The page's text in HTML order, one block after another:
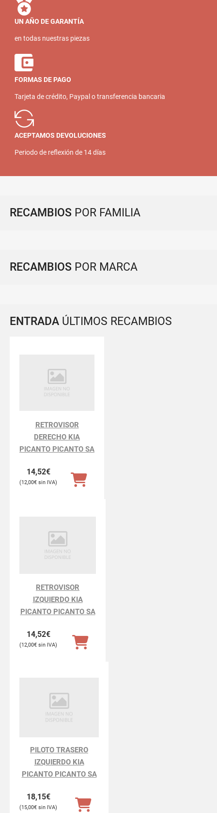
UN AÑO DE GARANTÍA
en todas nuestras piezas
FORMAS DE PAGO
Tarjeta de crédito, Paypal o transferencia bancaria
ACEPTAMOS DEVOLUCIONES
Periodo de reflexión de 14 días
RECAMBIOS POR FAMILIA
RECAMBIOS POR MARCA
ENTRADA ÚLTIMOS RECAMBIOS
RETROVISOR
DERECHO KIA
PICANTO PICANTO SA
14,52€
12,00€
RETROVISOR
IZQUIERDO KIA
PICANTO PICANTO SA
14,52€
12,00€
PILOTO TRASERO
IZQUIERDO KIA
PICANTO PICANTO SA
18,15€
15,00€